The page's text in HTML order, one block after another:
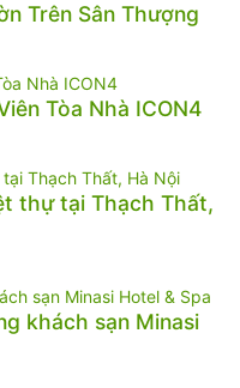
Trên Sân Thượng
Tòa Nhà ICON4
thự tại Thạch Thất,
khách sạn Minasi